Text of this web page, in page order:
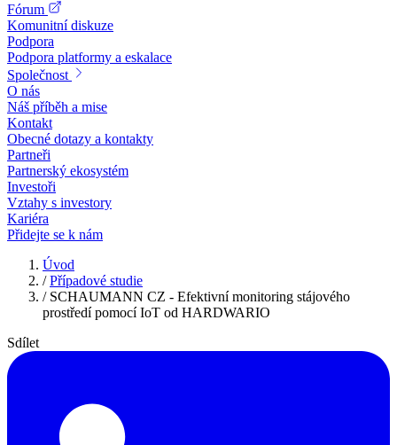
Fórum
Komunitní diskuze
Podpora
Podpora platformy a eskalace
Společnost
O nás
Náš příběh a mise
Kontakt
Obecné dotazy a kontakty
Partneři
Partnerský ekosystém
Investoři
Vztahy s investory
Kariéra
Přidejte se k nám
Úvod
/ Případové studie
/ SCHAUMANN CZ - Efektivní monitoring stájového
prostředí pomocí IoT od HARDWARIO
Sdílet